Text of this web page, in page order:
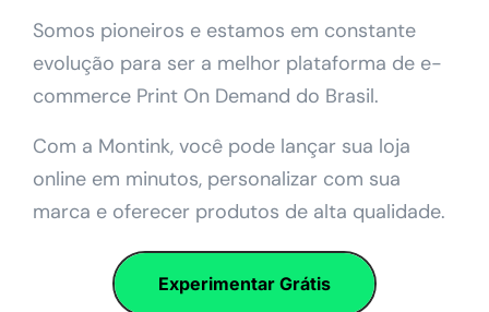
Somos pioneiros e estamos em constante
evolução para ser a melhor plataforma de e-
commerce Print On Demand do Brasil.
Com a Montink, você pode lançar sua loja
online em minutos, personalizar com sua
marca e oferecer produtos de alta qualidade.
Experimentar Grátis